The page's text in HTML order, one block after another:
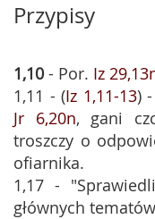
Przypisy
1,10- Por. Iz
1,11 - (Iz 1,11-13)
Jr 6,20n, gani
troszczy o
ofiarnika.
1,17 -
głównych